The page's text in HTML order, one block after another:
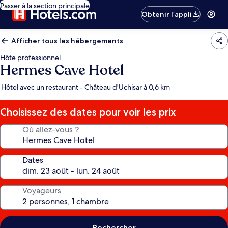
Passer à la section principale
Obtenir l’appli
Afficher tous les hébergements
Hôte professionnel
Hermes Cave Hotel
Hôtel avec un restaurant - Château d'Uchisar à 0,6 km
Choisissez des dates pour voir les prix
Où allez-vous ?
Dates
Voyageurs